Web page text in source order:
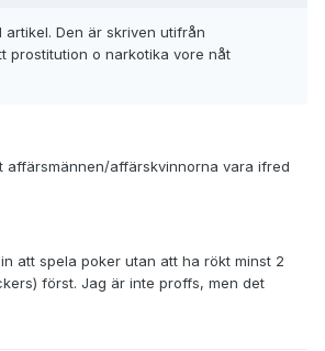
artikel. Den är skriven utifrån
prostitution o narkotika vore nåt
affärsmännen/affärskvinnorna vara ifred
att spela poker utan att ha rökt minst 2
först. Jag är inte proffs, men det